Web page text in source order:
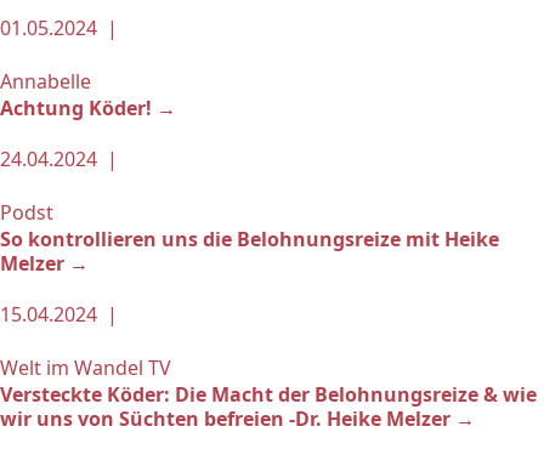
01.05.2024 |
Annabelle
Achtung Köder! →
24.04.2024 |
Podst
So kontrollieren uns die Belohnungsreize mit Heike
Melzer →
15.04.2024 |
Welt im Wandel TV
Versteckte Köder: Die Macht der Belohnungsreize & wie
wir uns von Süchten befreien -Dr. Heike Melzer →